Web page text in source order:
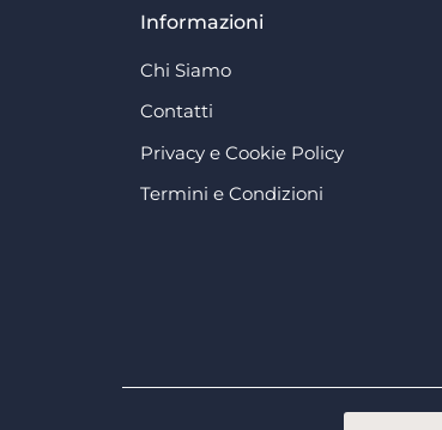
Informazioni
Chi Siamo
Contatti
Privacy e Cookie Policy
Termini e Condizioni